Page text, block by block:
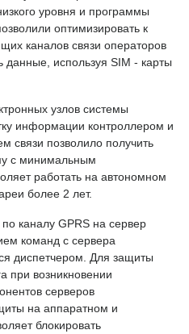
уровня и программы
оптимизировать к
каналов связи операторов
данные, используя SIM - карты
узлов системы
информации контроллером и
связи позволило получить
с минимальным
работать на автономном
более 2 лет.
каналу GPRS на сервер
команд с сервера
диспетчером. Для защиты
при возникновении
серверов
на аппаратном и
блокировать